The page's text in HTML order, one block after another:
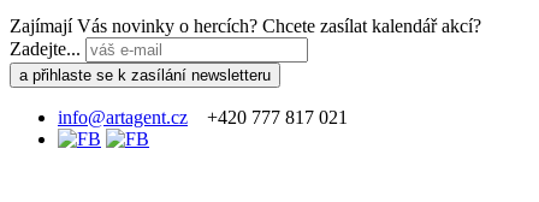
Zajímají Vás novinky o hercích? Chcete zasílat kalendář akcí?
Zadejte...
info@artagent.cz +420 777 817 021